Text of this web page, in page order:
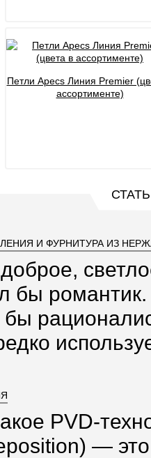
Петли Apecs Линия Premier
ассортименте)
И ФУРНИТУРА ИЗ
бы
бы
PVD-
—